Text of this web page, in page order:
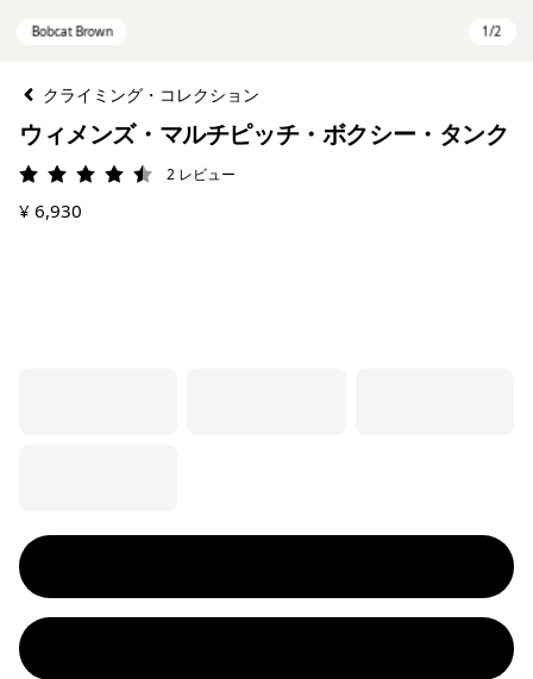
クライミング・コレクション
ウィメンズ・マルチピッチ・ボクシー・タンク
評価: 4.5 / 5
2 レビュー
¥ 6,930